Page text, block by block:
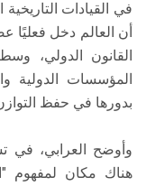
في القيادات
أن العالم دخل
القانون الدولي،
المؤسسات الدولية
بدورها في حفظ
وأوضح العرابي، في
هناك مكان لمفهوم